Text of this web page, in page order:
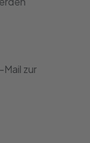
zur